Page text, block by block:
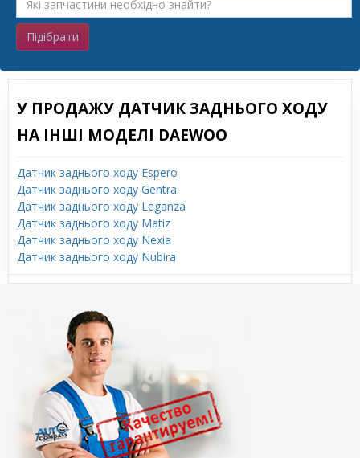
Підібрати
У ПРОДАЖУ ДАТЧИК ЗАДНЬОГО ХОДУ
НА ІНШІ МОДЕЛІ DAEWOO
Датчик заднього ходу Espero
Датчик заднього ходу Gentra
Датчик заднього ходу Leganza
Датчик заднього ходу Matiz
Датчик заднього ходу Nexia
Датчик заднього ходу Nubira